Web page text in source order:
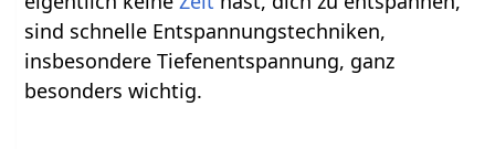
sind schnelle Entspannungstechniken,
insbesondere Tiefenentspannung, ganz
besonders wichtig.